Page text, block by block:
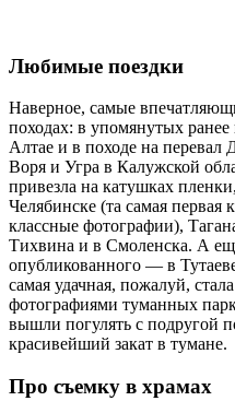
Любимые поездки
Наверное, самые
походах: в упомянутых
Алтае и в походе на перевал
Воря и Угра в Калужской
привезла на катушках
Челябинске (та самая первая
классные фотографии),
Тихвина и в Смоленска. А
опубликованного — в
самая удачная, пожалуй,
фотографиями туманных
вышли погулять с подругой
красивейший закат в тумане.
Про съемку в храмах